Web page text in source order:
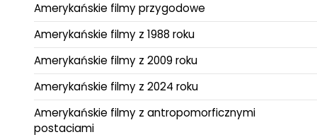
Amerykańskie filmy przygodowe
Amerykańskie filmy z 1988 roku
Amerykańskie filmy z 2009 roku
Amerykańskie filmy z 2024 roku
Amerykańskie filmy z antropomorficznymi
postaciami